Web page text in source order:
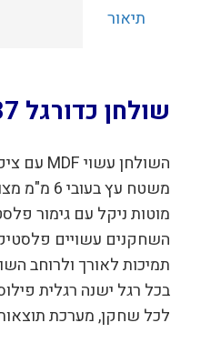
תיאור
שולחן כדורגל 137 ס"מ Lancaster
השולחן עשוי MDF עם ציפוי דקורטיבי.
משטח עץ בעובי 6 מ"מ מצופה PVC עם סימוני המגרש
מוטות ניקל עם גימור
השחקנים עשויים
תמיכות לאורך ולרוחב
בכל רגל ישנה רגלית
לכל שחקן, מערכת